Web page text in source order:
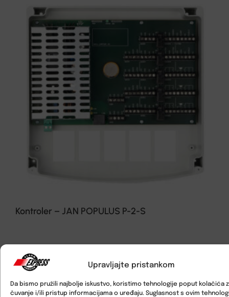
Upravljajte pristankom
Da bismo pružili najbolje iskustvo, koristimo tehnologije poput kolačića
čuvanje i/ili pristup informacijama o uređaju. Suglasnost s ovim
Kontroler – JAN POPULUS P-2-S